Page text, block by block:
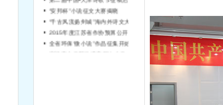
“安邦杯”小说征文大赛揭晓